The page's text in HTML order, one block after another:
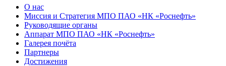
О нас
Миссия и Стратегия МПО ПАО «НК «Роснефть»
Руководящие органы
Аппарат МПО ПАО «НК «Роснефть»
Галерея почёта
Партнеры
Достижения